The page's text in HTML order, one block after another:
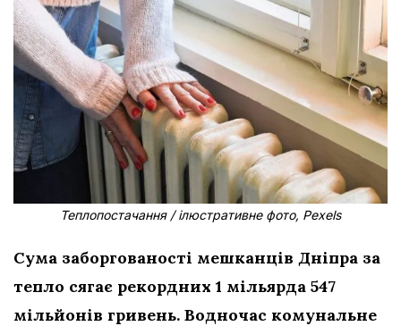
Теплопостачання / ілюстративне фото, Pexels
Сума заборгованості мешканців Дніпра за
тепло сягає рекордних 1 мільярда 547
мільйонів гривень. Водночас комунальне